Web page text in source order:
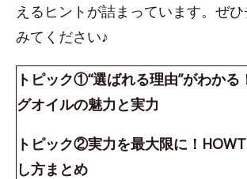
えるヒントが詰まっています。ぜ
みてください♪
トピック①“選ばれる理由”がわかる
グオイルの魅力と実力
トピック②実力を最大限に！
し方まとめ